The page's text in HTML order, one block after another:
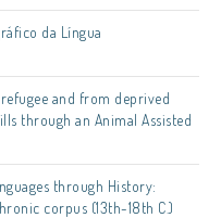
da Língua
and from deprived
through an Animal Assisted
through History:
corpus (13th-18th C.)